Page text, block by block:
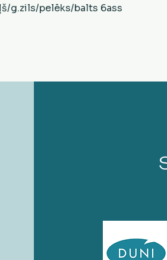
Ātrais skats
g.zils/pelēks/balts 6ass